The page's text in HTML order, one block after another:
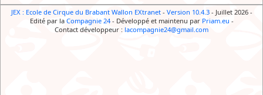
JEX : Ecole de Cirque du Brabant Wallon EXtranet- Version 10.4.3- Juillet 2026-
Edité par la Compagnie 24- Développé et maintenu par Priam.eu -
Contact développeur : lacompagnie24@gmail.com